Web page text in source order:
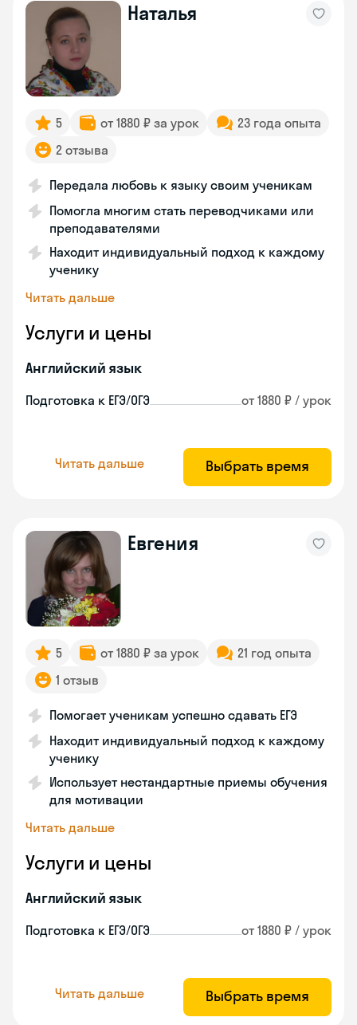
Наталья
5 от 1880 ₽ за урок
23 года опыта
2 отзыва
Передала любовь к языку своим ученикам
Помогла многим стать переводчиками или
преподавателями
Находит индивидуальный подход к каждому
ученику
Читать дальше
Услуги и цены
Английский язык
Подготовка к ЕГЭ/ОГЭ от 1880 ₽ / урок
Читать дальше Выбрать время
Евгения
5 от 1880 ₽ за урок
21 год опыта
1 отзыв
Помогает ученикам успешно сдавать ЕГЭ
Находит индивидуальный подход к каждому
ученику
Использует нестандартные приемы обучения
для мотивации
Читать дальше
Услуги и цены
Английский язык
Подготовка к ЕГЭ/ОГЭ от 1880 ₽ / урок
Читать дальше Выбрать время